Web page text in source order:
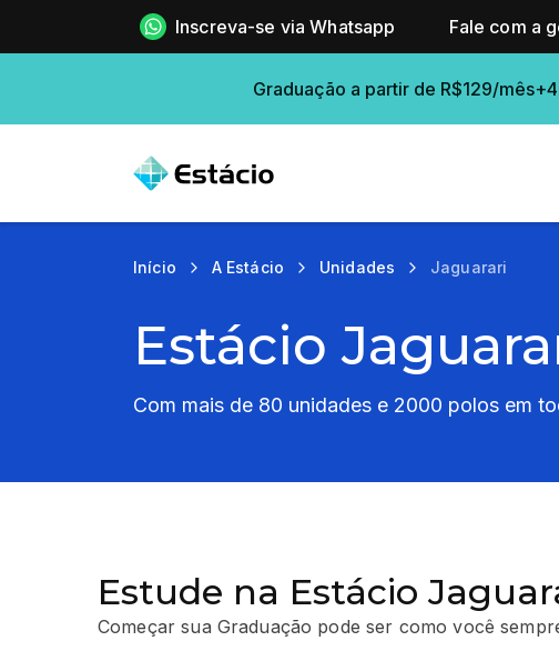
Inscreva-se via Whatsapp Fale com a
Graduação a partir de R$129/
Início A Estácio Unidades Jaguarari
Estácio
Com mais de 80 unidades e 2000 polos em
Estude na Estácio
Começar sua Graduação pode ser como você